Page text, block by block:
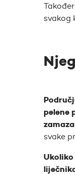
svakog
pelene
svake